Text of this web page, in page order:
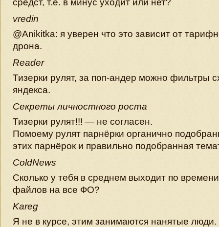
средст, т.е. в минус уходит или нет?
vredin
@Anikitka: я уверен что это зависит от
дрона.
Reader
Тизерки рулят, за поп-андер можно фильтры
яндекса.
Секреты личностного роста
Тизерки рулят!!! — не согласен.
Помоему рулят парнёрки органично
этих парнёрок и правильно подобранная
ColdNews
Сколько у тебя в среднем выходит по
файлов на все ФО?
Kareg
Я не в курсе, этим занимаются нанятые люди.